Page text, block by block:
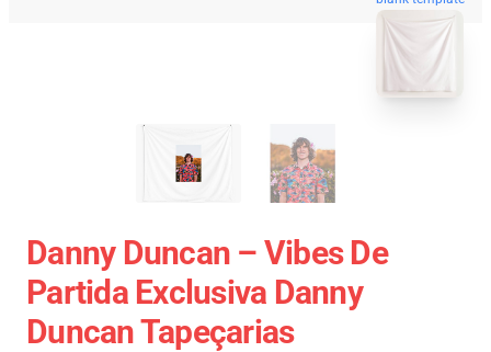
Danny Duncan – Vibes De
Partida Exclusiva Danny
Duncan Tapeçarias